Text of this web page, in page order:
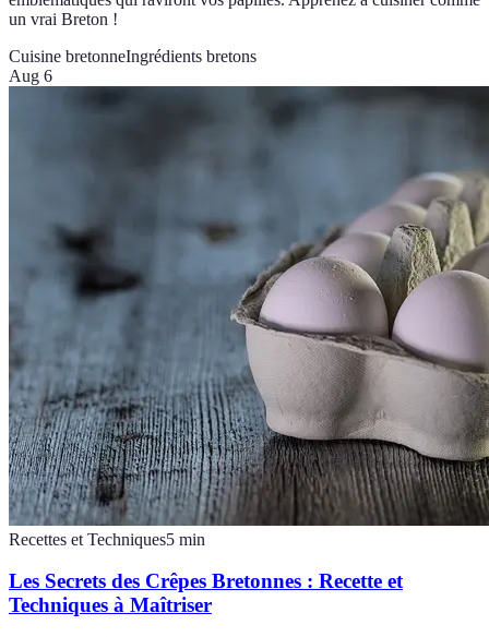
un vrai Breton !
Cuisine bretonneIngrédients bretons
Aug 6
Recettes et Techniques5 min
Les Secrets des Crêpes Bretonnes : Recette et
Techniques à Maîtriser